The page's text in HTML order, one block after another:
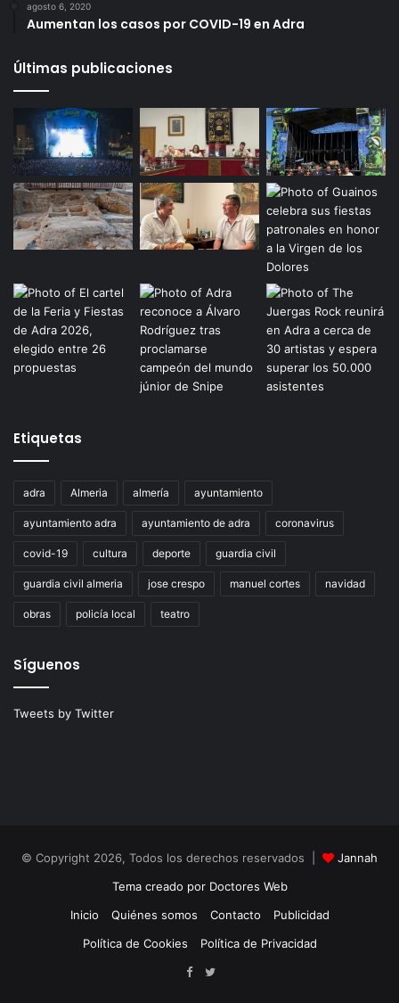
agosto 6, 2020
Aumentan los casos por COVID-19 en Adra
Últimas publicaciones
Etiquetas
adra Almeria almería ayuntamiento
ayuntamiento adra ayuntamiento de adra coronavirus
covid-19 cultura deporte guardia civil
guardia civil almeria jose crespo manuel cortes navidad
obras policía local teatro
Síguenos
Tweets by Twitter
© Copyright 2026, Todos los derechos reservados |
Jannah
Tema creado por Doctores Web
Inicio
Quiénes somos Contacto
Publicidad
Política de Cookies
Política de Privacidad
Facebook
Twitter